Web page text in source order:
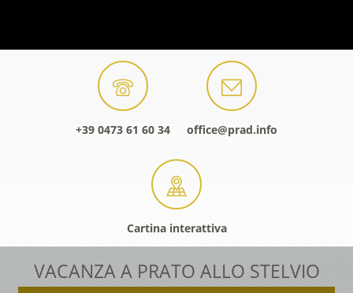
+39 0473 61 60 34 office@prad.info
Cartina interattiva
VACANZA A PRATO ALLO STELVIO